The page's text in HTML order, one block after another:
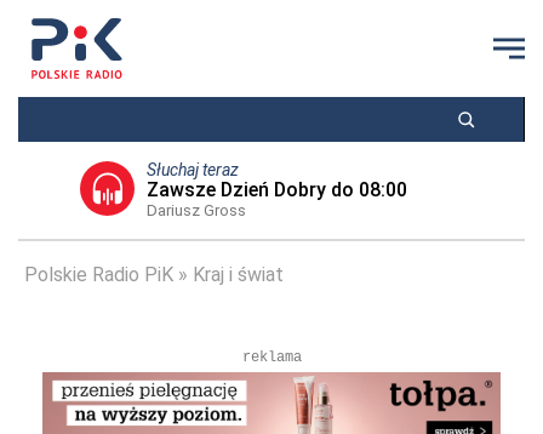
Słuchaj teraz
Zawsze Dzień Dobry do 08:00
Dariusz Gross
Polskie Radio PiK Kraj i świat
reklama